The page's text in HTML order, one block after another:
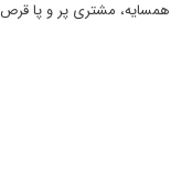
همسایه، مشتری پر و پا قرص